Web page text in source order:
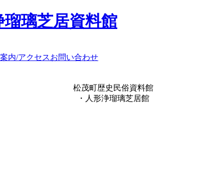
璃芝居資料館
内/アクセスお問い合わせ
松茂町歴史民俗資料館
・人形浄瑠璃芝居館